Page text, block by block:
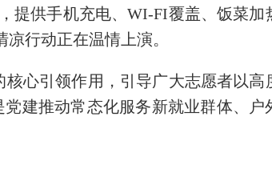
提供手机充电、WI-FI覆盖、饭菜加
行动正在温情上演。
心引领作用，引导广大志愿者以高
建推动常态化服务新就业群体、户